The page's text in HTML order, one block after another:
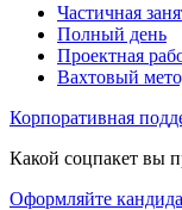
Частичная
Полный день
Проектная
Вахтовый
Корпоративная
Какой соцпакет вы
Оформляйте